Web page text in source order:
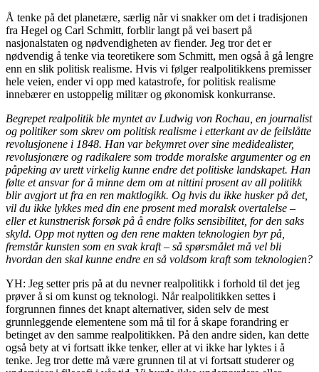
Å tenke på det planetære, særlig når vi snakker om det i tradisjonen
fra Hegel og Carl Schmitt, forblir langt på vei basert på
nasjonalstaten og nødvendigheten av fiender. Jeg tror det er
nødvendig å tenke via teoretikere som Schmitt, men også å gå lengre
enn en slik politisk realisme. Hvis vi følger realpolitikkens premisser
hele veien, ender vi opp med katastrofe, for politisk realisme
innebærer en ustoppelig militær og økonomisk konkurranse.
Begrepet realpolitik ble myntet av Ludwig von Rochau, en journalist
og politiker som skrev om politisk realisme i etterkant av de feilslåtte
revolusjonene i 1848. Han var bekymret over sine medidealister,
revolusjonære og radikalere som trodde moralske argumenter og en
påpeking av urett virkelig kunne endre det politiske landskapet. Han
følte et ansvar for å minne dem om at nittini prosent av all politikk
blir avgjort ut fra en ren maktlogikk. Og hvis du ikke husker på det,
vil du ikke lykkes med din ene prosent med moralsk overtalelse –
eller et kunstnerisk forsøk på å endre folks sensibilitet, for den saks
skyld. Opp mot nytten og den rene makten teknologien byr på,
fremstår kunsten som en svak kraft – så spørsmålet må vel bli
hvordan den skal kunne endre en så voldsom kraft som teknologien?
YH: Jeg setter pris på at du nevner realpolitikk i forhold til det jeg
prøver å si om kunst og teknologi. Når realpolitikken settes i
forgrunnen finnes det knapt alternativer, siden selv de mest
grunnleggende elementene som må til for å skape forandring er
betinget av den samme realpolitikken. På den andre siden, kan dette
også bety at vi fortsatt ikke tenker, eller at vi ikke har lyktes i å
tenke. Jeg tror dette må være grunnen til at vi fortsatt studerer og